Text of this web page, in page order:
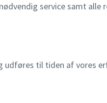
service samt alle
udføres til tiden af vores